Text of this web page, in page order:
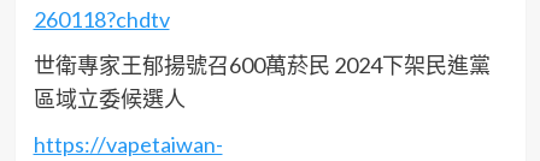
260118?chdtv
世衛專家王郁揚號召600萬菸民 2024下架民進黨
區域立委候選人
https://vapetaiwan-